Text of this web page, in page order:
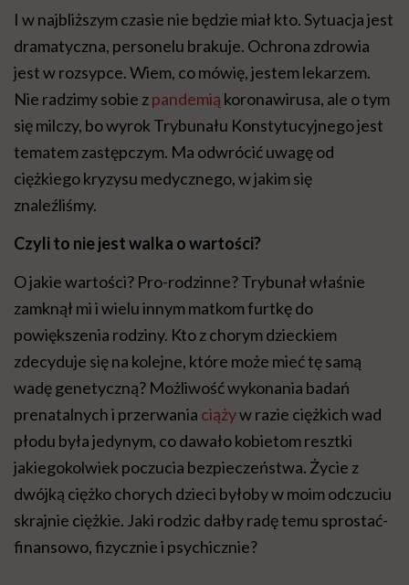
I w najbliższym czasie nie będzie miał kto. Sytuacja jest
dramatyczna, personelu brakuje. Ochrona zdrowia
jest w rozsypce. Wiem, co mówię, jestem lekarzem.
Nie radzimy sobie zpandemią koronawirusa, ale o tym
się milczy, bo wyrok Trybunału Konstytucyjnego jest
tematem zastępczym. Ma odwrócić uwagę od
ciężkiego kryzysu medycznego, w jakim się
znaleźliśmy.
Czyli to nie jest walka o wartości?
O jakie wartości? Pro-rodzinne? Trybunał właśnie
zamknął mi i wielu innym matkom furtkę do
powiększenia rodziny. Kto z chorym dzieckiem
zdecyduje się na kolejne, które może mieć tę samą
wadę genetyczną? Możliwość wykonania badań
prenatalnych i przerwania ciążyw razie ciężkich wad
płodu była jedynym, co dawało kobietom resztki
jakiegokolwiek poczucia bezpieczeństwa. Życie z
dwójką ciężko chorych dzieci byłoby w moim odczuciu
skrajnie ciężkie. Jaki rodzic dałby radę temu sprostać-
finansowo, fizycznie i psychicznie?